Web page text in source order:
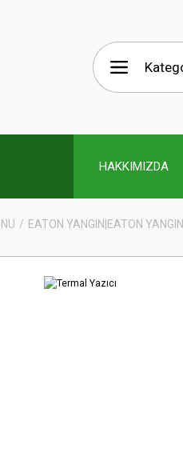
HAKKIMIZDA
EATON YANGIN|EATON YANGIN